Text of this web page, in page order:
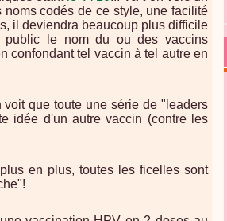
codés de ce style, une facilité
il deviendra beaucoup plus difficile
public le nom du ou des vaccins
confondant tel vaccin à tel autre en
que toute une série de "leaders
idée d'un autre vaccin (contre les
en plus, toutes les ficelles sont